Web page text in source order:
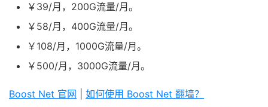
￥39/月，200G流量/月。
￥58/月，400G流量/月。
￥108/月，1000G流量/月。
￥500/月，3000G流量/月。
Boost Net 官网 如何使用 Boost Net 翻墙？